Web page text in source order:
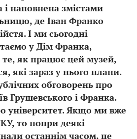
наповнена змістами
де Іван Франко
І ми сьогодні
у Дім Франка,
як працює цей музей,
які зараз у нього плани.
обговорень про
Грушевського і Франка.
університет. Якщо ми вже
то попри деякі
останнім часом, це